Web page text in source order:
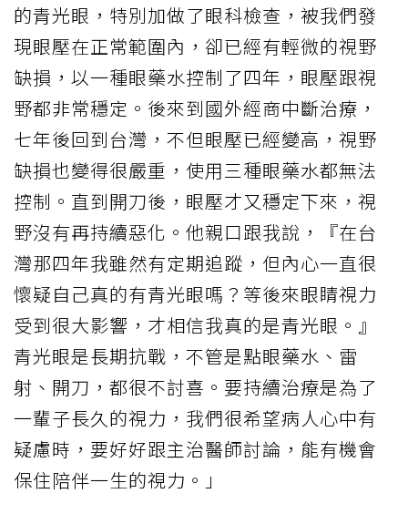
的青光眼，特別加做了眼科檢查，被我們發
現眼壓在正常範圍內，卻已經有輕微的視野
缺損，以一種眼藥水控制了四年，眼壓跟視
野都非常穩定。後來到國外經商中斷治療，
七年後回到台灣，不但眼壓已經變高，視野
缺損也變得很嚴重，使用三種眼藥水都無法
控制。直到開刀後，眼壓才又穩定下來，視
野沒有再持續惡化。他親口跟我說，『在台
灣那四年我雖然有定期追蹤，但內心一直很
懷疑自己真的有青光眼嗎？等後來眼睛視力
受到很大影響，才相信我真的是青光眼。』
青光眼是長期抗戰，不管是點眼藥水、雷
射、開刀，都很不討喜。要持續治療是為了
一輩子長久的視力，我們很希望病人心中有
疑慮時，要好好跟主治醫師討論，能有機會
保住陪伴一生的視力。」